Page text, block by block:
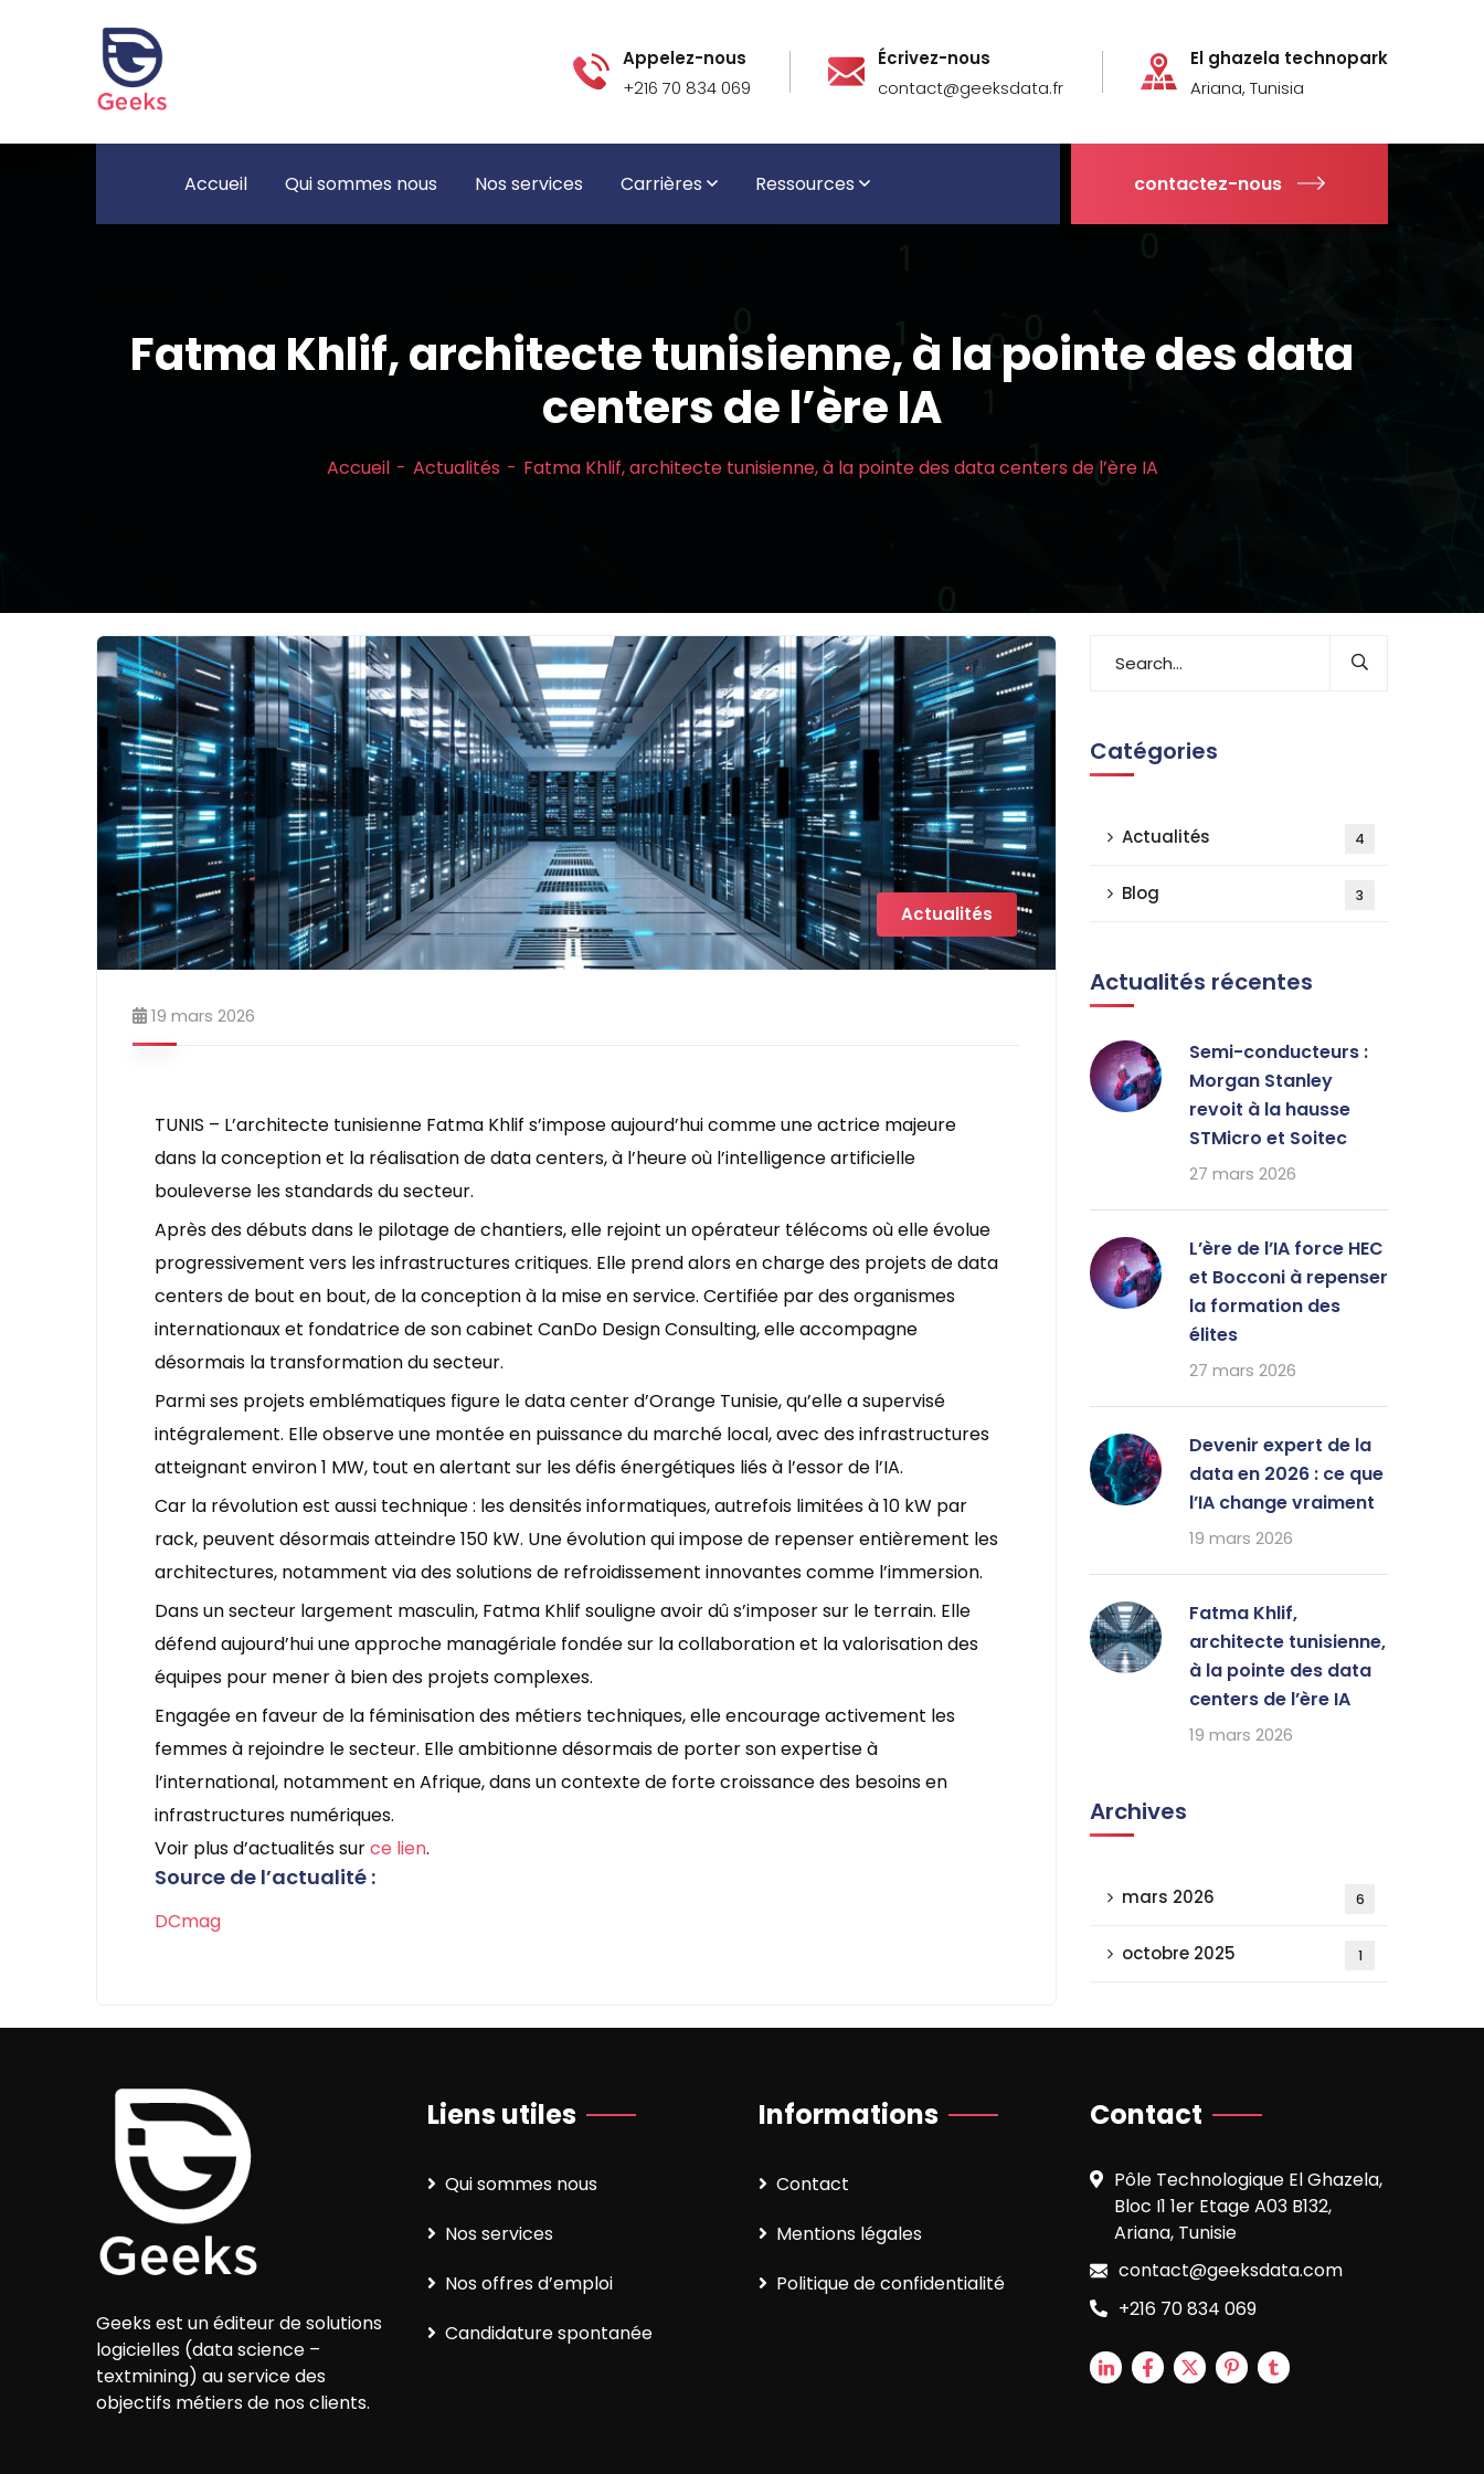
Appelez-nous
+216 70 834 069
Écrivez-nous
contact@geeksdata.fr
El ghazela technopark
Ariana, Tunisia
Accueil Qui sommes nous Nos services Carrières Ressources contactez-nous
Fatma Khlif, architecte tunisienne, à la pointe des data
centers de l’ère IA
Accueil Actualités Fatma Khlif, architecte tunisienne, à la pointe des data centers de l’ère IA
Actualités
19 mars 2026
TUNIS – L’architecte tunisienne Fatma Khlif s’impose aujourd’hui comme une actrice majeure
dans la conception et la réalisation de data centers, à l’heure où l’intelligence artificielle
bouleverse les standards du secteur.
Après des débuts dans le pilotage de chantiers, elle rejoint un opérateur télécoms où elle évolue
progressivement vers les infrastructures critiques. Elle prend alors en charge des projets de data
centers de bout en bout, de la conception à la mise en service. Certifiée par des organismes
internationaux et fondatrice de son cabinet CanDo Design Consulting, elle accompagne
désormais la transformation du secteur.
Parmi ses projets emblématiques figure le data center d’Orange Tunisie, qu’elle a supervisé
intégralement. Elle observe une montée en puissance du marché local, avec des infrastructures
atteignant environ 1 MW, tout en alertant sur les défis énergétiques liés à l’essor de l’IA.
Car la révolution est aussi technique : les densités informatiques, autrefois limitées à 10 kW par
rack, peuvent désormais atteindre 150 kW. Une évolution qui impose de repenser entièrement les
architectures, notamment via des solutions de refroidissement innovantes comme l’immersion.
Dans un secteur largement masculin, Fatma Khlif souligne avoir dû s’imposer sur le terrain. Elle
défend aujourd’hui une approche managériale fondée sur la collaboration et la valorisation des
équipes pour mener à bien des projets complexes.
Engagée en faveur de la féminisation des métiers techniques, elle encourage activement les
femmes à rejoindre le secteur. Elle ambitionne désormais de porter son expertise à
l’international, notamment en Afrique, dans un contexte de forte croissance des besoins en
infrastructures numériques.
Voir plus d’actualités surce lien.
Source de l’actualité :
DCmag
Catégories
Actualités 4
Blog 3
Actualités récentes
Semi-conducteurs :
Morgan Stanley
revoit à la hausse
STMicro et Soitec
27 mars 2026
L’ère de l’IA force HEC
et Bocconi à repenser
la formation des
élites
27 mars 2026
Devenir expert de la
data en 2026 : ce que
l’IA change vraiment
19 mars 2026
Fatma Khlif,
architecte tunisienne,
à la pointe des data
centers de l’ère IA
19 mars 2026
Archives
mars 2026 6
octobre 2025 1
Geeks est un éditeur de solutions
logicielles (data science –
textmining) au service des
objectifs métiers de nos clients.
Liens utiles
Qui sommes nous
Nos services
Nos offres d’emploi
Candidature spontanée
Informations
Contact
Mentions légales
Politique de confidentialité
Contact
Pôle Technologique El Ghazela,
Bloc I1 1er Etage A03 B132,
Ariana, Tunisie
contact@geeksdata.com
+216 70 834 069